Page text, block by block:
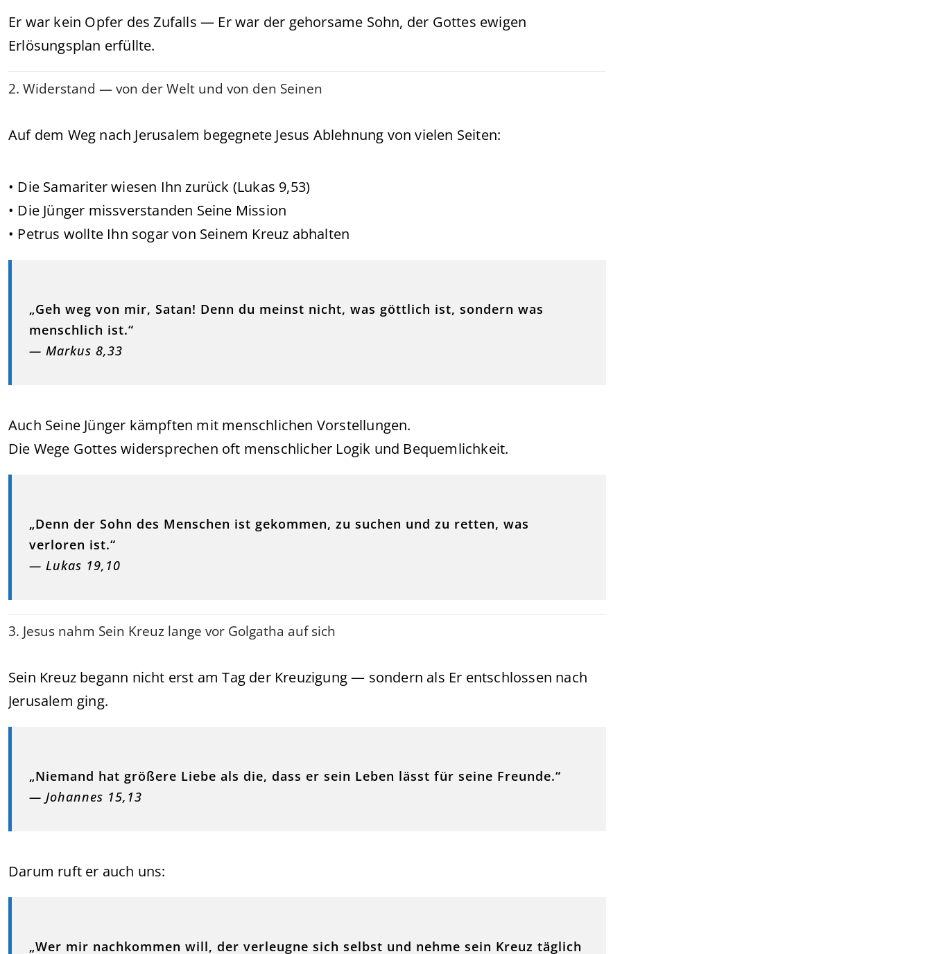
Er war kein Opfer des Zufalls — Er war der gehorsame Sohn, der Gottes ewigen
Erlösungsplan erfüllte.
2. Widerstand — von der Welt und von den Seinen
Auf dem Weg nach Jerusalem begegnete Jesus Ablehnung von vielen Seiten:
• Die Samariter wiesen Ihn zurück (Lukas 9,53)
• Die Jünger missverstanden Seine Mission
• Petrus wollte Ihn sogar von Seinem Kreuz abhalten
„Geh weg von mir, Satan! Denn du meinst nicht, was göttlich ist, sondern was
menschlich ist.“
— Markus 8,33
Auch Seine Jünger kämpften mit menschlichen Vorstellungen.
Die Wege Gottes widersprechen oft menschlicher Logik und Bequemlichkeit.
„Denn der Sohn des Menschen ist gekommen, zu suchen und zu retten, was
verloren ist.“
— Lukas 19,10
3. Jesus nahm Sein Kreuz lange vor Golgatha auf sich
Sein Kreuz begann nicht erst am Tag der Kreuzigung — sondern als Er entschlossen nach
Jerusalem ging.
„Niemand hat größere Liebe als die, dass er sein Leben lässt für seine Freunde.“
— Johannes 15,13
Darum ruft er auch uns:
„Wer mir nachkommen will, der verleugne sich selbst und nehme sein Kreuz täglich